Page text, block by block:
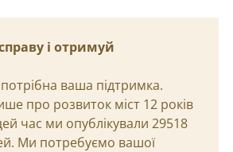
і отримуй
ваша підтримка.
про розвиток міст 12 років
час ми опублікували 29518
Ми потребуємо вашої